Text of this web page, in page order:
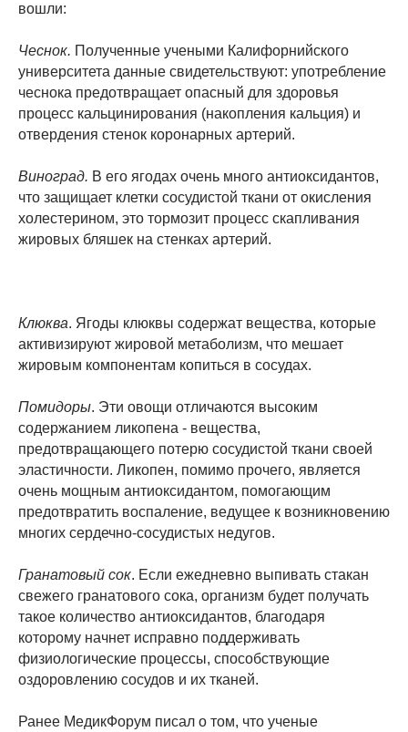
вошли:
Чеснок. Полученные учеными Калифорнийского
университета данные свидетельствуют: употребление
чеснока предотвращает опасный для здоровья
процесс кальцинирования (накопления кальция) и
отвердения стенок коронарных артерий.
Виноград. В его ягодах очень много антиоксидантов,
что защищает клетки сосудистой ткани от окисления
холестерином, это тормозит процесс скапливания
жировых бляшек на стенках артерий.
Клюква. Ягоды клюквы содержат вещества, которые
активизируют жировой метаболизм, что мешает
жировым компонентам копиться в сосудах.
Помидоры. Эти овощи отличаются высоким
содержанием ликопена - вещества,
предотвращающего потерю сосудистой ткани своей
эластичности. Ликопен, помимо прочего, является
очень мощным антиоксидантом, помогающим
предотвратить воспаление, ведущее к возникновению
многих сердечно-сосудистых недугов.
Гранатовый сок. Если ежедневно выпивать стакан
свежего гранатового сока, организм будет получать
такое количество антиоксидантов, благодаря
которому начнет исправно поддерживать
физиологические процессы, способствующие
оздоровлению сосудов и их тканей.
Ранее МедикФорум писал о том, что ученые